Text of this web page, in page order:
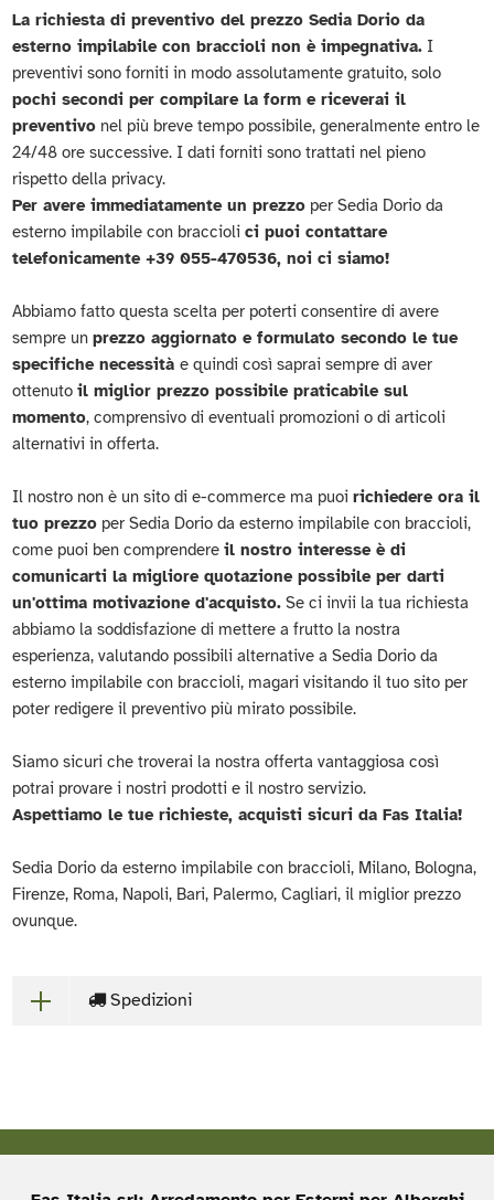
La richiesta di preventivo del prezzo Sedia Dorio da
esterno impilabile con braccioli non è impegnativa. I
preventivi sono forniti in modo assolutamente gratuito, solo
pochi secondi per compilare la form e riceverai il
preventivo nel più breve tempo possibile, generalmente entro le
24/48 ore successive. I dati forniti sono trattati nel pieno
rispetto della privacy.
Per avere immediatamente un prezzo per Sedia Dorio da
esterno impilabile con bracciolici puoi contattare
telefonicamente +39 055-470536, noi ci siamo!
Abbiamo fatto questa scelta per poterti consentire di avere
sempre unprezzo aggiornato e formulato secondo le tue
specifiche necessitàe quindi così saprai sempre di aver
ottenutoil miglior prezzo possibile praticabile sul
momento, comprensivo di eventuali promozioni o di articoli
alternativi in offerta.
Il nostro non è un sito di e-commerce ma puoirichiedere ora il
tuo prezzo per Sedia Dorio da esterno impilabile con braccioli,
come puoi ben comprendereil nostro interesse è di
comunicarti la migliore quotazione possibile per darti
un'ottima motivazione d'acquisto. Se ci invii la tua richiesta
abbiamo la soddisfazione di mettere a frutto la nostra
esperienza, valutando possibili alternative a Sedia Dorio da
esterno impilabile con braccioli, magari visitando il tuo sito per
poter redigere il preventivo più mirato possibile.
Siamo sicuri che troverai la nostra offerta vantaggiosa così
potrai provare i nostri prodotti e il nostro servizio.
Aspettiamo le tue richieste, acquisti sicuri da Fas Italia!
Sedia Dorio da esterno impilabile con braccioli, Milano, Bologna,
Firenze, Roma, Napoli, Bari, Palermo, Cagliari, il miglior prezzo
ovunque.
Spedizioni